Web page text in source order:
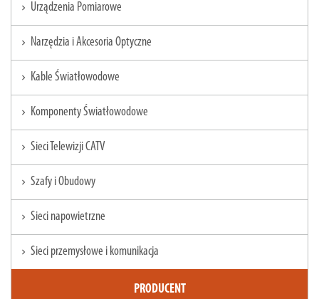
chevron_right Urządzenia Pomiarowe
chevron_right Narzędzia i Akcesoria Optyczne
chevron_right Kable Światłowodowe
chevron_right Komponenty Światłowodowe
chevron_right Sieci Telewizji CATV
chevron_right Szafy i Obudowy
chevron_right Sieci napowietrzne
chevron_right Sieci przemysłowe i komunikacja
PRODUCENT